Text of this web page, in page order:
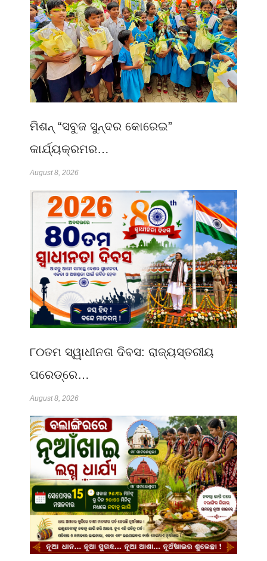
ମିଶନ୍ “ସବୁଜ ସୁନ୍ଦର କୋରେଇ”
କାର୍ଯ୍ୟକ୍ରମର…
August 8, 2026
୮୦ତମ ସ୍ୱାଧୀନତା ଦିବସ: ରାଜ୍ୟସ୍ତରୀୟ
ପରେଡ୍‌ରେ…
August 8, 2026